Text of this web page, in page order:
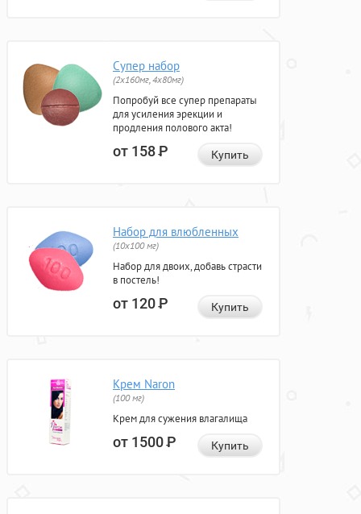
Супер набор
(2х160мг, 4х80мг)
Попробуй все супер препараты
для усиления эрекции и
продления полового акта!
от 158Р Купить
Набор для влюбленных
(10х100 мг)
Набор для двоих, добавь страсти
в постель!
от 120Р Купить
Крем Naron
(100 мг)
Крем для сужения влагалища
от 1500Р Купить